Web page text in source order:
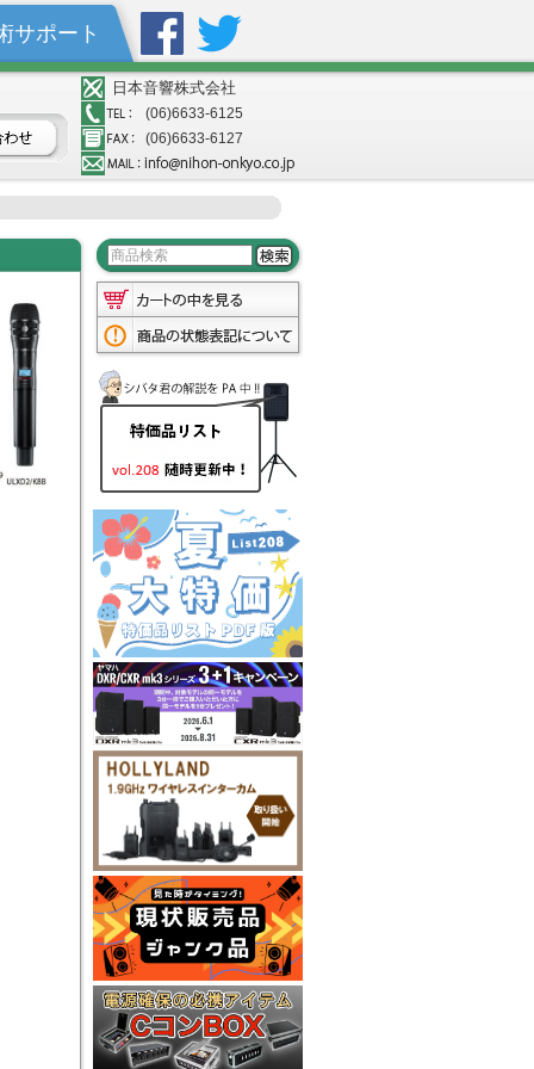
サポート
日本音響株式会社
(06)6633-6125
(06)6633-6127